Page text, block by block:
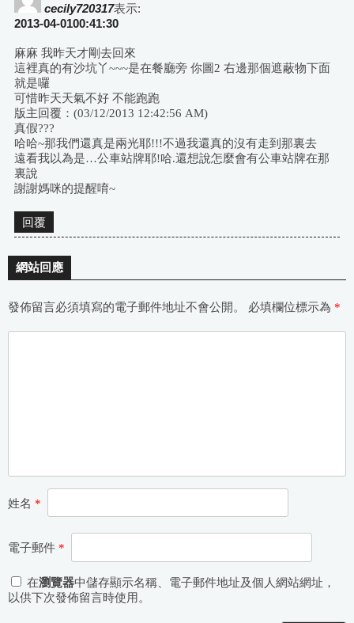
cecily720317表示:
2013-04-0100:41:30
麻麻 我昨天才剛去回來
這裡真的有沙坑丫~~~是在餐廳旁 你圖2 右邊那個遮蔽物下面
就是囉
可惜昨天天氣不好 不能跑跑
版主回覆：(03/12/2013 12:42:56 AM)
真假???
哈哈~那我們還真是兩光耶!!!不過我還真的沒有走到那裏去
遠看我以為是…公車站牌耶!哈.還想說怎麼會有公車站牌在那
裏說
謝謝媽咪的提醒唷~
回覆
網站回應
發佈留言必須填寫的電子郵件地址不會公開。 必填欄位標示為 *
姓名 *
電子郵件 *
在瀏覽器中儲存顯示名稱、電子郵件地址及個人網站網址，
以供下次發佈留言時使用。